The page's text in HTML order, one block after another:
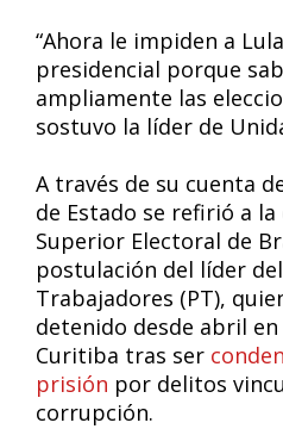
“Ahora le impiden a
presidencial porque
ampliamente las
sostuvo la líder de
A través de su cuenta
de Estado se refirió a
Superior Electoral de
postulación del líder
Trabajadores (PT),
detenido desde abril en
Curitiba tras ser
prisión por delitos
corrupción.